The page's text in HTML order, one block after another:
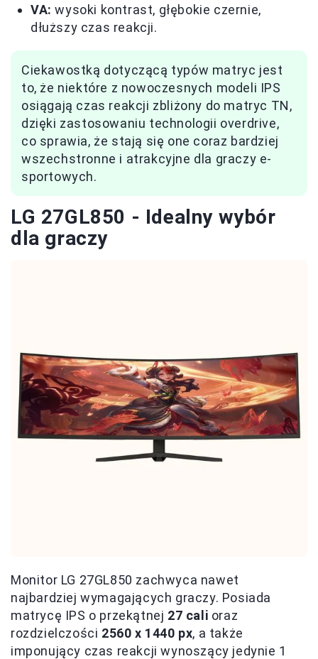
VA: wysoki kontrast, głębokie czernie,
dłuższy czas reakcji.
Ciekawostką dotyczącą typów matryc jest
to, że niektóre z nowoczesnych modeli IPS
osiągają czas reakcji zbliżony do matryc TN,
dzięki zastosowaniu technologii overdrive,
co sprawia, że stają się one coraz bardziej
wszechstronne i atrakcyjne dla graczy e-
sportowych.
LG 27GL850 - Idealny wybór
dla graczy
Monitor LG 27GL850 zachwyca nawet
najbardziej wymagających graczy. Posiada
matrycę IPS o przekątnej 27 cali oraz
rozdzielczości 2560 x 1440 px, a także
imponujący czas reakcji wynoszący jedynie 1